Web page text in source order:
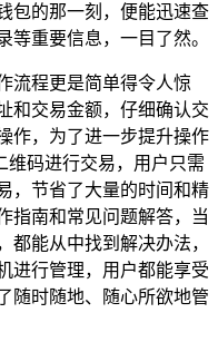
包的那一刻，便能迅速查
等重要信息，一目了然。
流程更是简单得令人惊
和交易金额，仔细确认交
作，为了进一步提升操作
维码进行交易，用户只需
，节省了大量的时间和精
指南和常见问题解答，当
都能从中找到解决办法，
进行管理，用户都能享受
随时随地、随心所欲地管